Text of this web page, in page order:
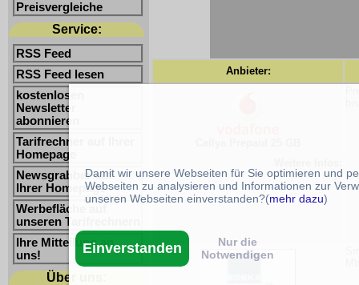
Preisvergleiche
Service:
RSS Feed
RSS Feed lesen
kostenlosen
Newsletter
abonnieren
Tarifrechner auf Ihrer
Homepage
Newsgrabber auf
Ihrer Homepage
Werbefläche auf
unseren Tarifrechnern
Ihre Mitteilung an
uns!
Über uns:
Anbieter:
Damit wir unsere Webseiten für Sie optimieren und
Webseiten zu analysieren und Informationen zur
unseren Webseiten einverstanden?(mehr dazu)
Einverstanden
Nur die
Notwendigen